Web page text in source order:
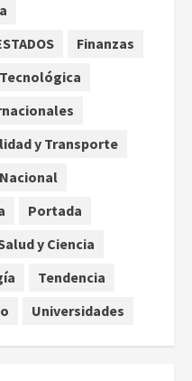
en Science vincula el
de fruta ancestral
7, 2026
amplía revisión de
y ciertos
7, 2026
Finanzas
y Transporte
Nacional
Portada
y Ciencia
Tendencia
Universidades